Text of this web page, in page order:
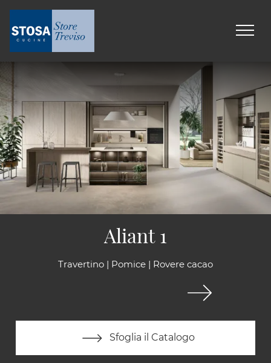
Travertino | Pomice | Rovere cacao
Sfoglia il Catalogo
Aliant 1